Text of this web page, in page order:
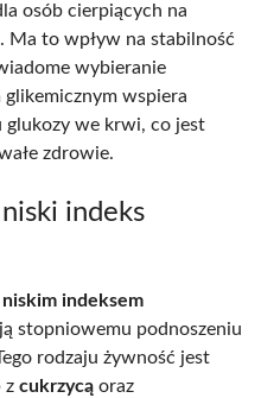
osób cierpiących na
Ma to wpływ na stabilność
wybieranie
wspiera
glukozy we krwi, co jest
zdrowie.
indeks
niskim indeksem
stopniowemu podnoszeniu
rodzaju żywność jest
z cukrzycą oraz